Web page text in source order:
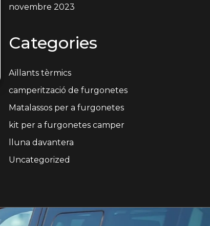
novembre 2023
Categories
Aïllants tèrmics
camperització de furgonetes
Matalassos per a furgonetes
kit per a furgonetes camper
lluna davantera
Uncategorized